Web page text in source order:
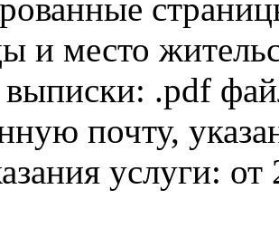
и место
.pdf
почту,
услуги: от